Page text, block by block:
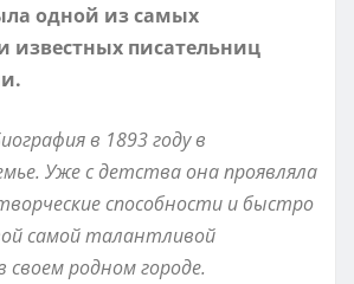
одной из самых
известных писательниц
в 1893 году в
Уже с детства она проявляла
способности и быстро
самой талантливой
родном городе.